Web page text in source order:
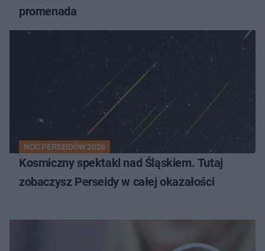
promenada
NOC PERSEIDÓW 2026
Kosmiczny spektakl nad Śląskiem. Tutaj
zobaczysz Perseidy w całej okazałości